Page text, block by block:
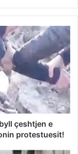
çeshtjen e
protestuesit!